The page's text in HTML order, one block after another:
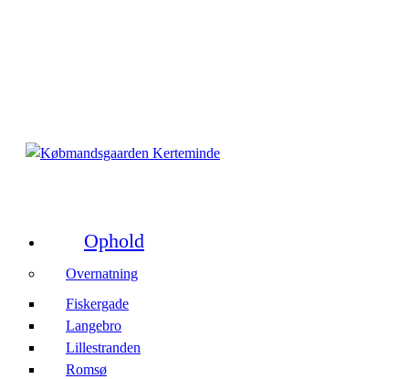
Ophold
Overnatning
Fiskergade
Langebro
Lillestranden
Romsø